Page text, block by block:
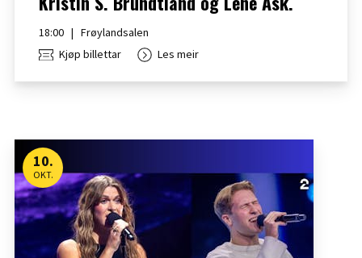
18:00 | Frøylandsalen
Kjøp billettar
Les meir
10.
OKT.